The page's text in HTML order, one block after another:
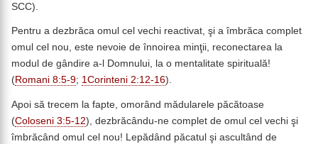
SCC).
Pentru a dezbrăca omul cel vechi reactivat, şi a îmbrăca complet
omul cel nou, este nevoie de înnoirea minţii, reconectarea la
modul de gândire a-l Domnului, la o mentalitate spirituală!
(Romani 8:5-9; 1Corinteni 2:12-16).
Apoi să trecem la fapte, omorând mădularele păcătoase
(Coloseni 3:5-12), dezbrăcându-ne complet de omul cel vechi şi
îmbrăcând omul cel nou! Lepădând păcatul şi ascultând de